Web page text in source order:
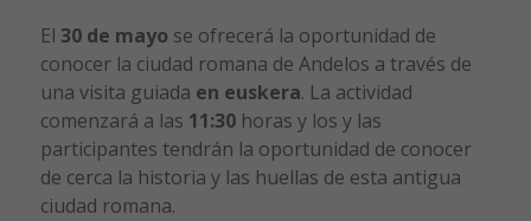
El 30 de mayo se ofrecerá la oportunidad de
conocer la ciudad romana de Andelos a través de
una visita guiada en euskera. La actividad
comenzará a las 11:30horas y los y las
participantes tendrán la oportunidad de conocer
de cerca la historia y las huellas de esta antigua
ciudad romana.